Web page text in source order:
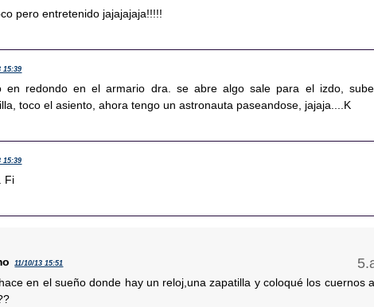
pero entretenido jajajajaja!!!!!
15:39
en redondo en el armario dra. se abre algo sale para el izdo,
toco el asiento, ahora tengo un astronauta paseandose, jajaja....K
15:39
Fi
11/10/13 15:51
en el sueño donde hay un reloj,una zapatilla y coloqué los cuernos